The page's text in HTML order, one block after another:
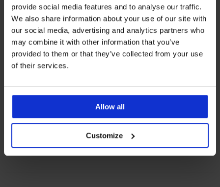
provide social media features and to analyse our traffic.
We also share information about your use of our site with
our social media, advertising and analytics partners who
may combine it with other information that you’ve
provided to them or that they’ve collected from your use
of their services.
Allow all
Customize
Αγαπημένες μάρκες
Πιο συχνά επιλεγμένα μεγέθη
uni